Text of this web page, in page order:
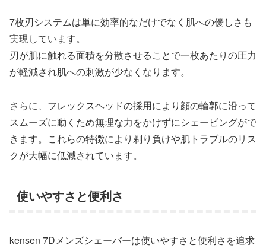
7枚刃システムは単に効率的なだけでなく肌への優しさも
実現しています。
刃が肌に触れる面積を分散させることで一枚あたりの圧力
が軽減され肌への刺激が少なくなります。
さらに、フレックスヘッドの採用により顔の輪郭に沿って
スムーズに動くため無理な力をかけずにシェービングがで
きます。これらの特徴により剃り負けや肌トラブルのリス
クが大幅に低減されています。
使いやすさと便利さ
kensen 7Dメンズシェーバーは使いやすさと便利さを追求